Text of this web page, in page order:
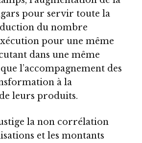
pour servir toute la
du nombre
pour une même
dans une même
l’accompagnement des
à la
leurs produits.
la non corrélation
et les montants